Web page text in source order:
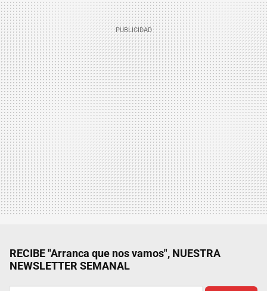
RECIBE "Arranca que nos vamos", NUESTRA
NEWSLETTER SEMANAL